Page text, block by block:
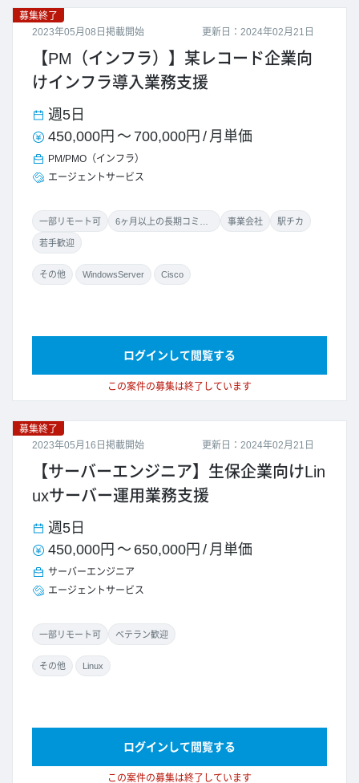
更新日：2024年02月21日
募集終了
2023年05月08日掲載開始
【PM（インフラ）】某レコード企業向
けインフラ導入業務支援
週5日
450,000円 ～ 700,000円 / 月単価
PM/PMO（インフラ）
エージェントサービス
一部リモート可 事業会社 駅チカ
若手歓迎
その他 WindowsServer Cisco
この案件の募集は終了しています
ログインして閲覧する
更新日：2024年02月21日
募集終了
2023年05月16日掲載開始
【サーバーエンジニア】生保企業向けLin
uxサーバー運用業務支援
週5日
450,000円 ～ 650,000円 / 月単価
サーバーエンジニア
エージェントサービス
一部リモート可 ベテラン歓迎
その他 Linux
この案件の募集は終了しています
ログインして閲覧する